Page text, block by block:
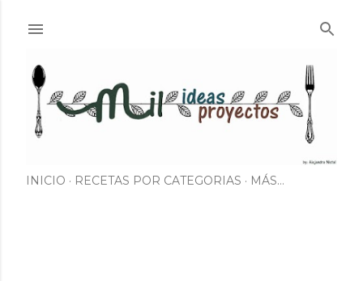
INICIO RECETAS POR CATEGORIAS MÁS…